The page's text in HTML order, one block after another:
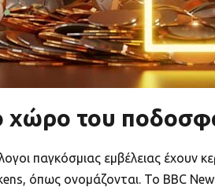
χώρο του
παγκόσμιας εμβέλειας έχουν
όπως ονομάζονται. Το BBC